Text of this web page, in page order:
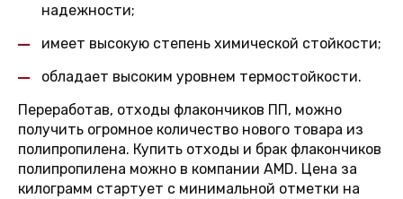
надежности;
имеет высокую степень химической стойкости;
обладает высоким уровнем термостойкости.
Переработав, отходы флакончиков ПП, можно
получить огромное количество нового товара из
полипропилена. Купить отходы и брак флакончиков
полипропилена можно в компании AMD. Цена за
килограмм стартует с минимальной отметки на